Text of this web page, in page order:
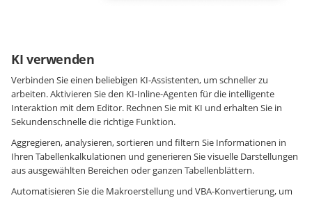
KI verwenden
Verbinden Sie einen beliebigen KI-Assistenten, um schneller zu
arbeiten. Aktivieren Sie den KI-Inline-Agenten für die intelligente
Interaktion mit dem Editor. Rechnen Sie mit KI und erhalten Sie in
Sekundenschnelle die richtige Funktion.
Aggregieren, analysieren, sortieren und filtern Sie Informationen in
Ihren Tabellenkalkulationen und generieren Sie visuelle Darstellungen
aus ausgewählten Bereichen oder ganzen Tabellenblättern.
Automatisieren Sie die Makroerstellung und VBA-Konvertierung, um